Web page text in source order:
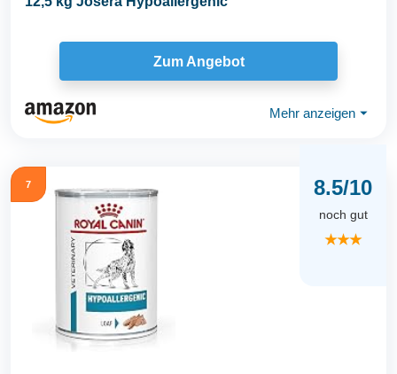
Zum Angebot
Mehr anzeigen ⏷
7 8.5/10
noch gut
★★★